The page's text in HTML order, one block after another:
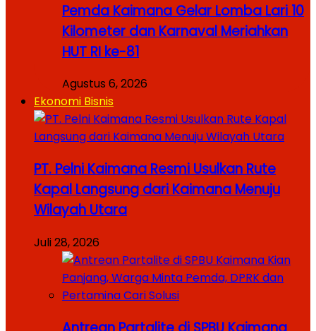
Pemda Kaimana Gelar Lomba Lari 10
Kilometer dan Karnaval Meriahkan
HUT RI ke-81
Agustus 6, 2026
Ekonomi Bisnis
PT. Pelni Kaimana Resmi Usulkan Rute
Kapal Langsung dari Kaimana Menuju
Wilayah Utara
Juli 28, 2026